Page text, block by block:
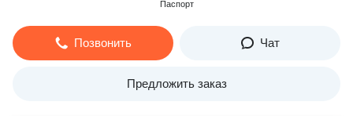
Паспорт
Позвонить Чат
Предложить заказ